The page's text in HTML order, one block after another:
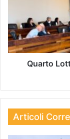
Quarto
Articoli